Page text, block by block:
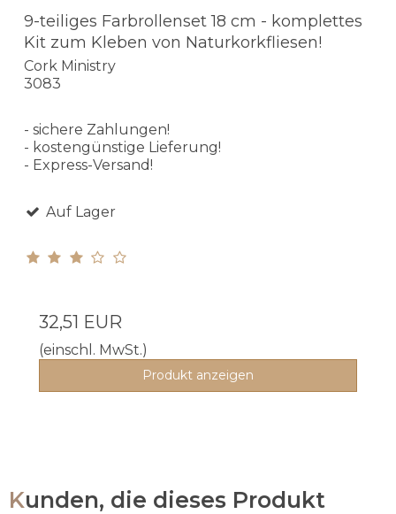
9-teiliges Farbrollenset 18 cm - komplettes
Kit zum Kleben von Naturkorkfliesen!
Cork Ministry
3083
- sichere Zahlungen!
- kostengünstige Lieferung!
- Express-Versand!
Auf Lager
32,51 EUR
(einschl. MwSt.)
Produkt anzeigen
Kunden, die dieses Produkt